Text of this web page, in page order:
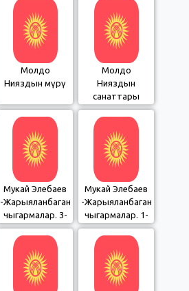
Молдо
Нияздын өмүрү
Молдо
Нияздын
санаттары
Мукай Элебаев
-Жарыяланбаган
чыгармалар. 3-
бөлүм
Мукай Элебаев
-Жарыяланбаган
чыгармалар. 1-
бөлүм